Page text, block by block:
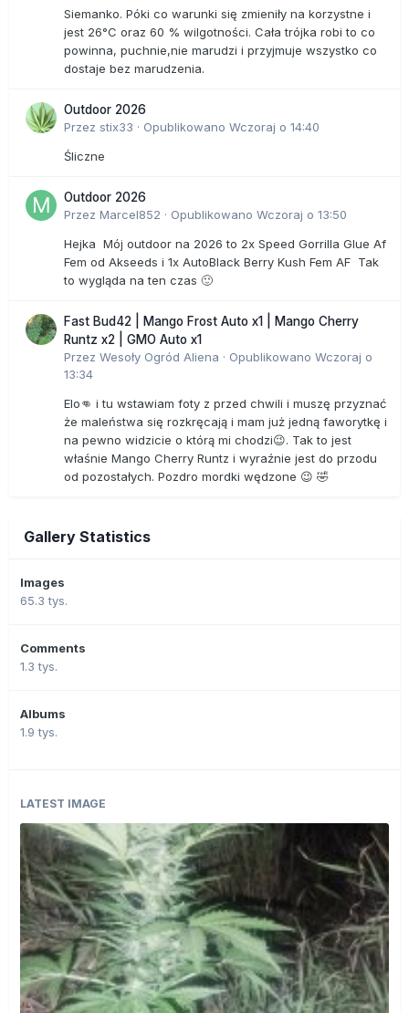
Siemanko. Póki co warunki się zmieniły na korzystne i
jest 26°C oraz 60 % wilgotności. Cała trójka robi to co
powinna, puchnie,nie marudzi i przyjmuje wszystko co
dostaje bez marudzenia.
Outdoor 2026
Przez stix33 · Opublikowano Wczoraj o 14:40
Śliczne
Outdoor 2026
Przez Marcel852 · Opublikowano Wczoraj o 13:50
Hejka Mój outdoor na 2026 to 2x Speed Gorrilla Glue Af
Fem od Akseeds i 1x AutoBlack Berry Kush Fem AF Tak
to wygląda na ten czas 🙂
Fast Bud42 | Mango Frost Auto x1 | Mango Cherry
Runtz x2 | GMO Auto x1
Przez Wesoły Ogród Aliena · Opublikowano Wczoraj o
13:34
Elo👊 i tu wstawiam foty z przed chwili i muszę przyznać
że maleństwa się rozkręcają i mam już jedną faworytkę i
na pewno widzicie o którą mi chodzi😉. Tak to jest
właśnie Mango Cherry Runtz i wyraźnie jest do przodu
od pozostałych. Pozdro mordki wędzone 😉 🤣
Gallery Statistics
Images
65.3 tys.
Comments
1.3 tys.
Albums
1.9 tys.
LATEST IMAGE